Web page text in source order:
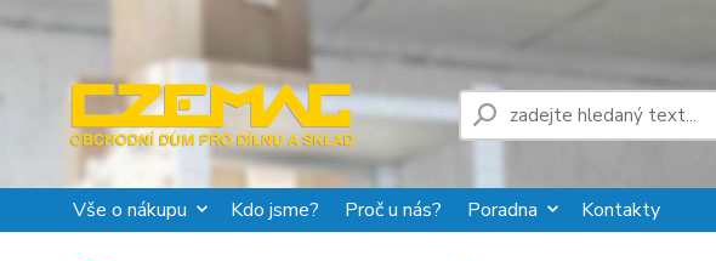
Vše o nákupu Kdo jsme? Proč u nás? Poradna Kontakty